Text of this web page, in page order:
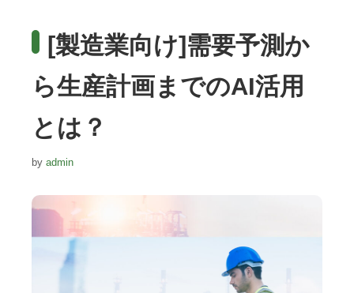
[製造業向け]需要予測か
ら生産計画までのAI活用
とは？
by admin